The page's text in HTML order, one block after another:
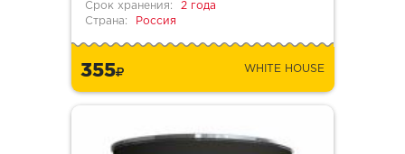
Срок хранения:
2 года
Страна:
Россия
355 WHITE HOUSE